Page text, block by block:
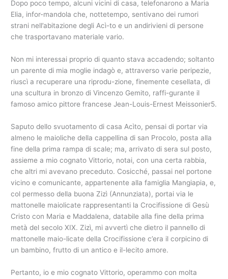
Dopo poco tempo, alcuni vicini di casa, telefonarono a Maria
Elia, infor-mandola che, nottetempo, sentivano dei rumori
strani nell’abitazione degli Acì-to e un andirivieni di persone
che trasportavano materiale vario.
Non mi interessai proprio di quanto stava accadendo; soltanto
un parente di mia moglie indagò e, attraverso varie peripezie,
riuscì a recuperare una riprodu-zione, finemente cesellata, di
una scultura in bronzo di Vincenzo Gemito, raffi-gurante il
famoso amico pittore francese Jean-Louis-Ernest Meissonier5.
Saputo dello svuotamento di casa Acìto, pensai di portar via
almeno le maioliche della cappellina di san Procolo, posta alla
fine della prima rampa di scale; ma, arrivato di sera sul posto,
assieme a mio cognato Vittorio, notai, con una certa rabbia,
che altri mi avevano preceduto. Cosicché, passai nel portone
vicino e comunicante, appartenente alla famiglia Mangiapia, e,
col permesso della buona Zizì (Annunziata), portai via le
mattonelle maiolicate rappresentanti la Crocifissione di Gesù
Cristo con Maria e Maddalena, databile alla fine della prima
metà del secolo XIX. Zizì, mi avvertì che dietro il pannello di
mattonelle maio-licate della Crocifissione c’era il corpicino di
un bambino, frutto di un antico e il-lecito amore.
Pertanto, io e mio cognato Vittorio, operammo con molta